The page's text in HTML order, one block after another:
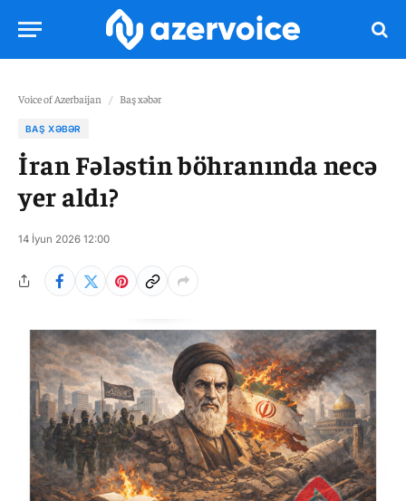
Voice of Azerbaijan / Baş xəbər
BAŞ XƏBƏR
İran Fələstin böhranında necə
yer aldı?
14 İyun 2026 12:00